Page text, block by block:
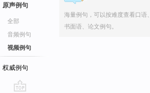
原声例句
全部
音频例句
视频例句
权威例句
海量例句，可以按难度查看口语、
书面语、论文例句。